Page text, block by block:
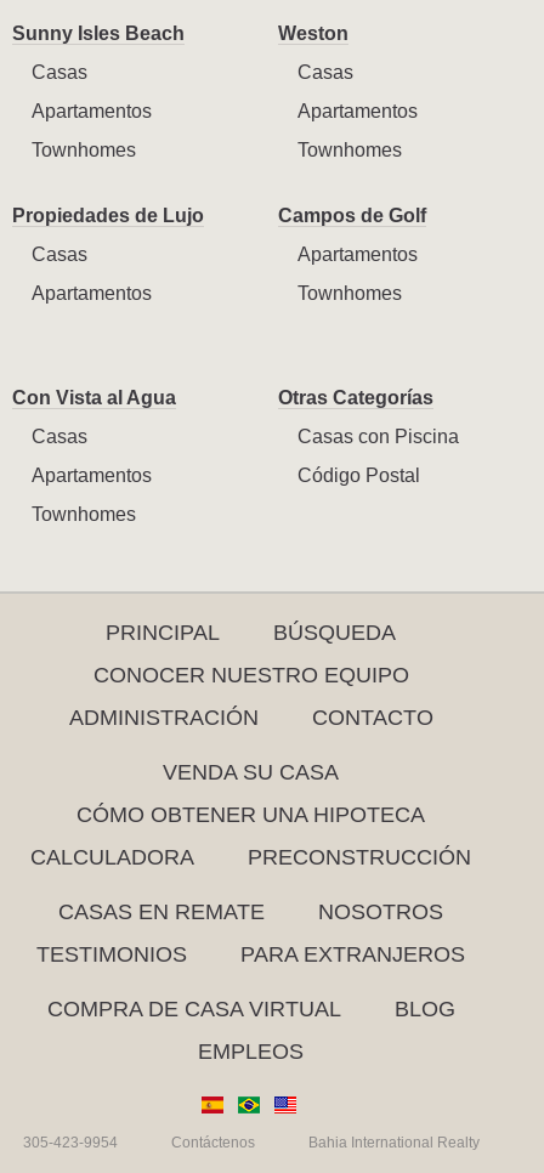
Sunny Isles Beach
Casas
Apartamentos
Townhomes
Weston
Casas
Apartamentos
Townhomes
Propiedades de Lujo
Casas
Apartamentos
Campos de Golf
Apartamentos
Townhomes
Con Vista al Agua
Casas
Apartamentos
Townhomes
Otras Categorías
Casas con Piscina
Código Postal
PRINCIPAL
BÚSQUEDA
CONOCER NUESTRO EQUIPO
ADMINISTRACIÓN
CONTACTO
VENDA SU CASA
CÓMO OBTENER UNA HIPOTECA
CALCULADORA
PRECONSTRUCCIÓN
CASAS EN REMATE
NOSOTROS
TESTIMONIOS
PARA EXTRANJEROS
COMPRA DE CASA VIRTUAL
BLOG
EMPLEOS
305-423-9954 Contáctenos Bahia International Realty